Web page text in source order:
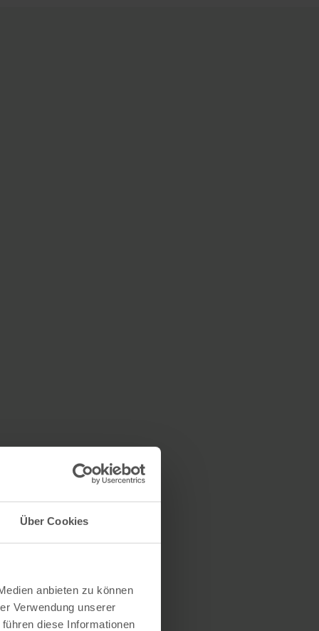
Über Cookies
anbieten zu können
Verwendung unserer
diese Informationen